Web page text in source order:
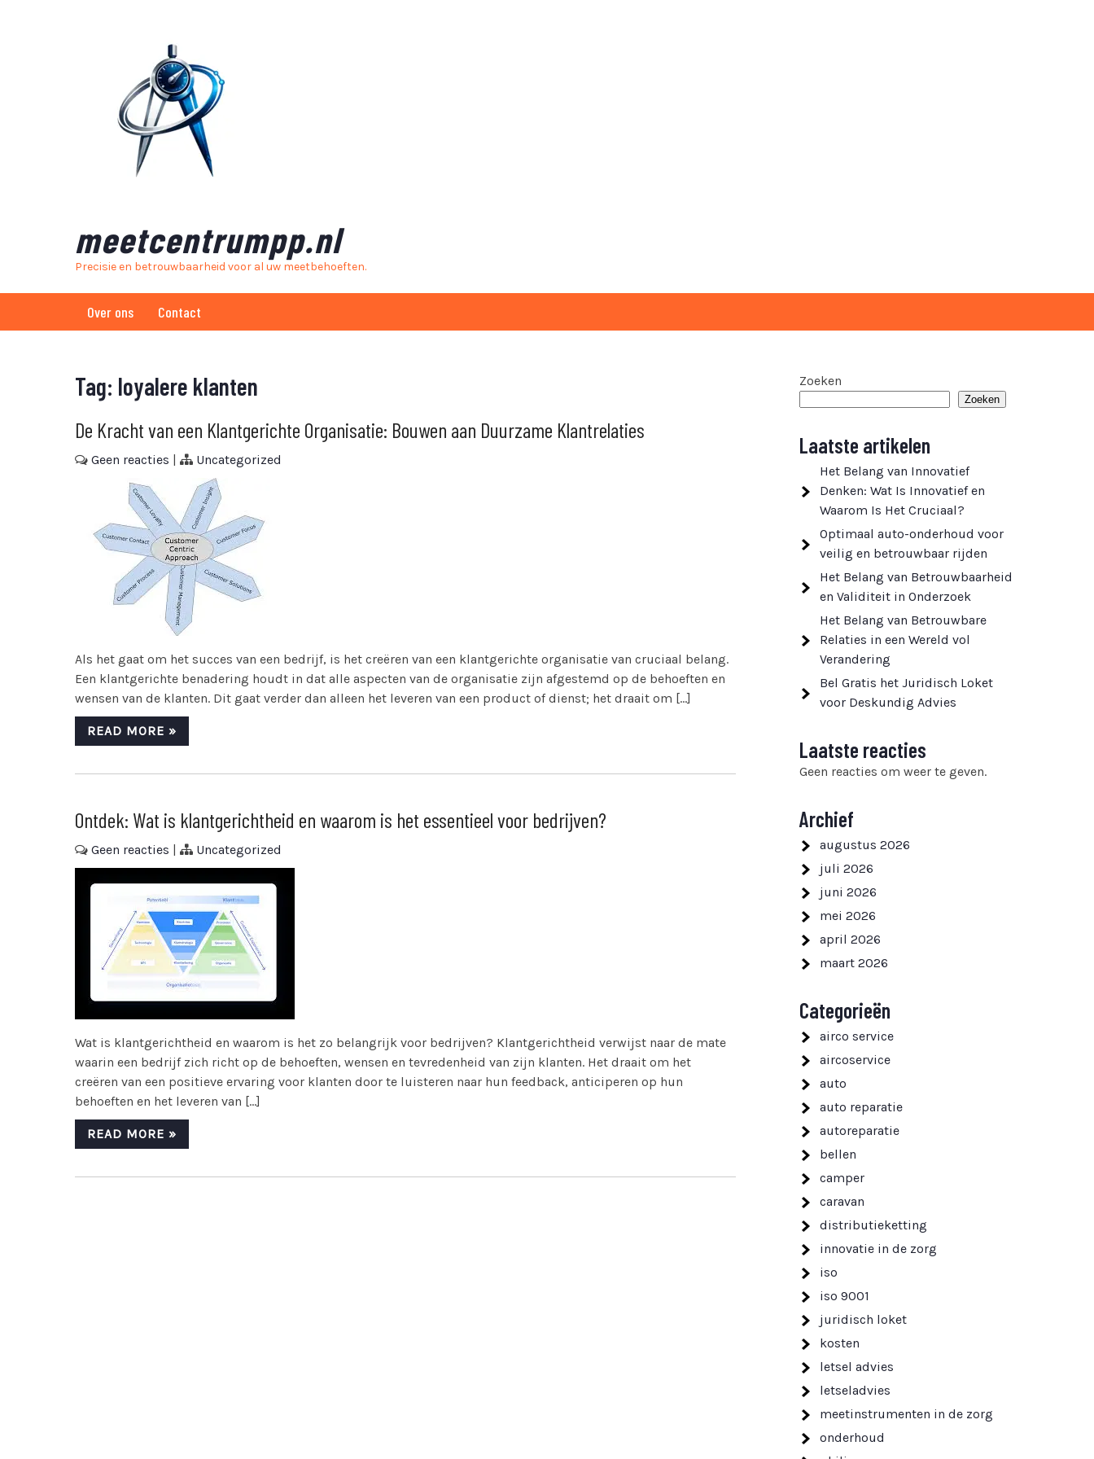
meetcentrumpp.nl
Precisie en betrouwbaarheid voor al uw meetbehoeften.
Over ons Contact
Tag: loyalere klanten
De Kracht van een Klantgerichte Organisatie: Bouwen aan Duurzame Klantrelaties
Geen reacties | Uncategorized
Als het gaat om het succes van een bedrijf, is het creëren van een klantgerichte organisatie van cruciaal belang.
Een klantgerichte benadering houdt in dat alle aspecten van de organisatie zijn afgestemd op de behoeften en
wensen van de klanten. Dit gaat verder dan alleen het leveren van een product of dienst; het draait om […]
READ MORE »
Ontdek: Wat is klantgerichtheid en waarom is het essentieel voor bedrijven?
Geen reacties | Uncategorized
Wat is klantgerichtheid en waarom is het zo belangrijk voor bedrijven? Klantgerichtheid verwijst naar de mate
waarin een bedrijf zich richt op de behoeften, wensen en tevredenheid van zijn klanten. Het draait om het
creëren van een positieve ervaring voor klanten door te luisteren naar hun feedback, anticiperen op hun
behoeften en het leveren van […]
READ MORE »
Zoeken
Zoeken
Laatste artikelen
Het Belang van Innovatief
Denken: Wat Is Innovatief en
Waarom Is Het Cruciaal?
Optimaal auto-onderhoud voor
veilig en betrouwbaar rijden
Het Belang van Betrouwbaarheid
en Validiteit in Onderzoek
Het Belang van Betrouwbare
Relaties in een Wereld vol
Verandering
Bel Gratis het Juridisch Loket
voor Deskundig Advies
Laatste reacties
Geen reacties om weer te geven.
Archief
augustus 2026
juli 2026
juni 2026
mei 2026
april 2026
maart 2026
Categorieën
airco service
aircoservice
auto
auto reparatie
autoreparatie
bellen
camper
caravan
distributieketting
innovatie in de zorg
iso
iso 9001
juridisch loket
kosten
letsel advies
letseladvies
meetinstrumenten in de zorg
onderhoud